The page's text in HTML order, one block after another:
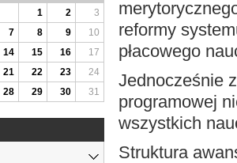
reformy
płacowego
Jednocześnie
programowej
wszystkich
Struktura
1
2
3
7 8 9
10
14 15 16
17
21 22 23
24
28 29 30 31